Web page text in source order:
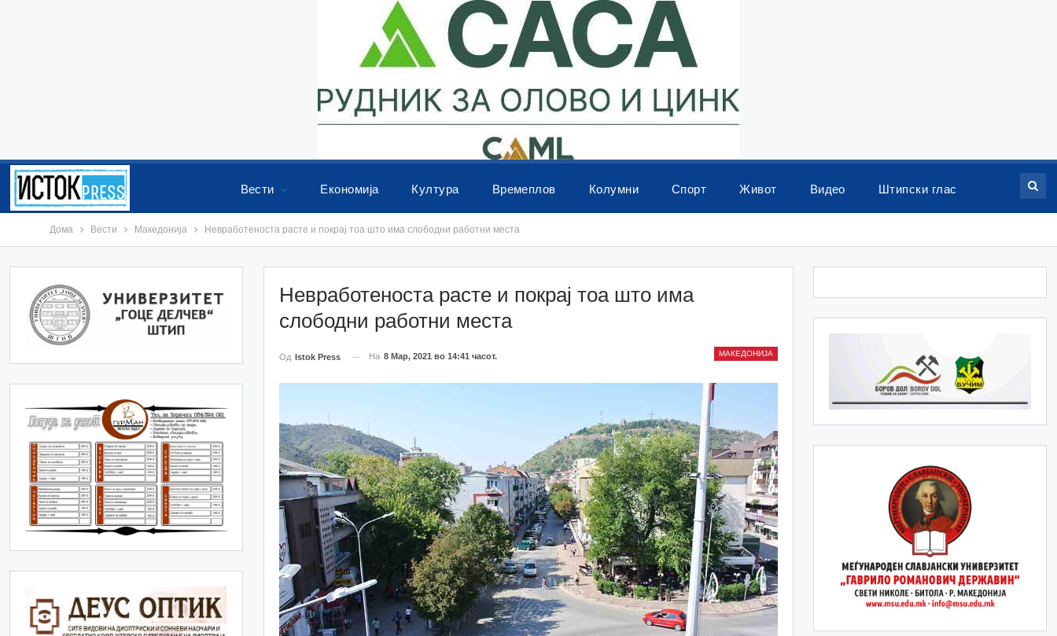
Вести Економија Култура Времеплов Колумни Спорт Живот Видео Штипски глас
Дома Вести Македонија Невработеноста расте и покрај тоа што има слободни работни места
Невработеноста расте и покрај тоа што има
слободни работни места
МАКЕДОНИЈА
Од Istok Press На 8 Мар, 2021 во 14:41 часот.